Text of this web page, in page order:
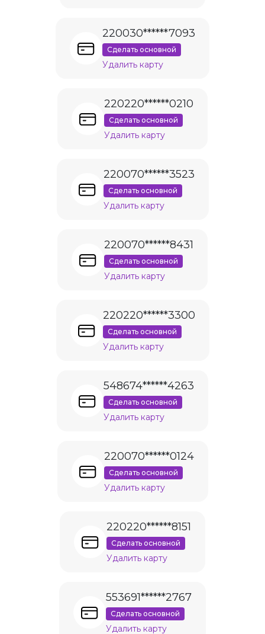
220030******7093
Сделать основной
Удалить карту
220220******0210
Сделать основной
Удалить карту
220070******3523
Сделать основной
Удалить карту
220070******8431
Сделать основной
Удалить карту
220220******3300
Сделать основной
Удалить карту
548674******4263
Сделать основной
Удалить карту
220070******0124
Сделать основной
Удалить карту
220220******8151
Сделать основной
Удалить карту
553691******2767
Сделать основной
Удалить карту